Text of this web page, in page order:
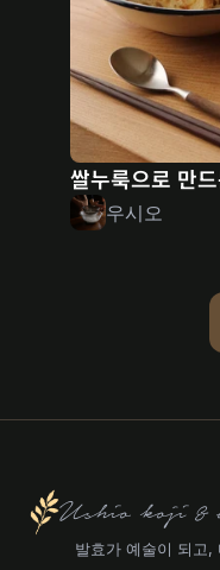
쌀누룩으로 만
우시오
Ushio koji &
발효가 예술이 되고,